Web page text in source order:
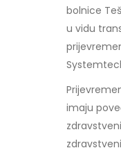
bolnice
u vidu
imaju